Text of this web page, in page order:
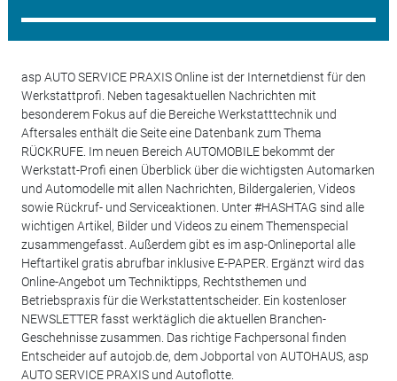
asp AUTO SERVICE PRAXIS Online ist der Internetdienst für den
Werkstattprofi. Neben tagesaktuellen Nachrichten mit
besonderem Fokus auf die Bereiche Werkstatttechnik und
Aftersales enthält die Seite eine Datenbank zum Thema
RÜCKRUFE. Im neuen Bereich AUTOMOBILE bekommt der
Werkstatt-Profi einen Überblick über die wichtigsten Automarken
und Automodelle mit allen Nachrichten, Bildergalerien, Videos
sowie Rückruf- und Serviceaktionen. Unter #HASHTAG sind alle
wichtigen Artikel, Bilder und Videos zu einem Themenspecial
zusammengefasst. Außerdem gibt es im asp-Onlineportal alle
Heftartikel gratis abrufbar inklusive E-PAPER. Ergänzt wird das
Online-Angebot um Techniktipps, Rechtsthemen und
Betriebspraxis für die Werkstattentscheider. Ein kostenloser
NEWSLETTER fasst werktäglich die aktuellen Branchen-
Geschehnisse zusammen. Das richtige Fachpersonal finden
Entscheider auf autojob.de, dem Jobportal von AUTOHAUS, asp
AUTO SERVICE PRAXIS und Autoflotte.